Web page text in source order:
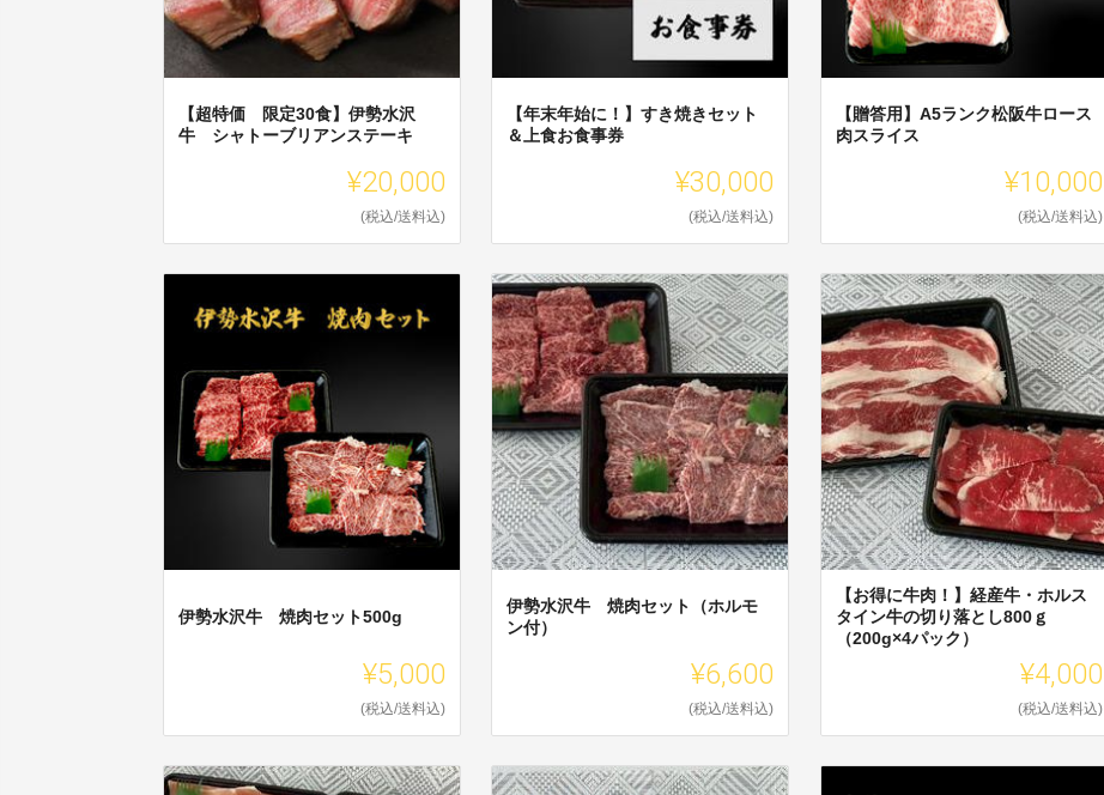
【超特価 限定30食】伊勢水沢
牛 シャトーブリアンステーキ
¥20,000
(税込/送料込)
【年末年始に！】すき焼きセット
＆上食お食事券
¥30,000
(税込/送料込)
【贈答用】A5ランク松阪牛ロース
肉スライス
¥10,000
(税込/送料込)
伊勢水沢牛 焼肉セット500g
¥5,000
(税込/送料込)
伊勢水沢牛 焼肉セット（ホルモ
ン付）
¥6,600
(税込/送料込)
【お得に牛肉！】経産牛・ホルス
タイン牛の切り落とし800ｇ
（200g×4パック）
¥4,000
(税込/送料込)